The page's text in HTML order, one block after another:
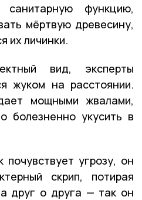
функцию,
мёртвую древесину,
их личинки.
вид, эксперты
жуком на расстоянии.
мощными жвалами,
болезненно укусить в
угрозу, он
скрип, потирая
друг о друга — так он